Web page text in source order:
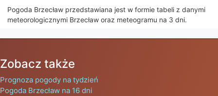
Pogoda Brzecław przedstawiana jest w formie tabeli z danymi
meteorologicznymi Brzecław oraz meteogramu na 3 dni.
Zobacz także
Prognoza pogody na tydzień
Pogoda Brzecław na 16 dni